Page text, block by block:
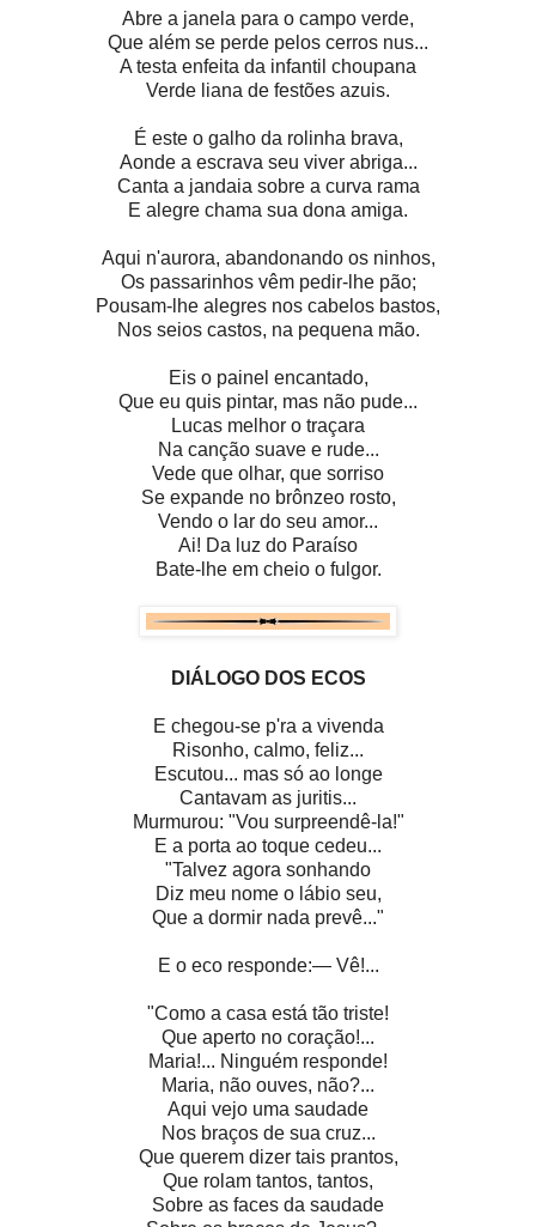
Abre a janela para o campo verde,
Que além se perde pelos cerros nus...
A testa enfeita da infantil choupana
Verde liana de festões azuis.
É este o galho da rolinha brava,
Aonde a escrava seu viver abriga...
Canta a jandaia sobre a curva rama
E alegre chama sua dona amiga.
Aqui n'aurora, abandonando os ninhos,
Os passarinhos vêm pedir-lhe pão;
Pousam-lhe alegres nos cabelos bastos,
Nos seios castos, na pequena mão.
Eis o painel encantado,
Que eu quis pintar, mas não pude...
Lucas melhor o traçara
Na canção suave e rude...
Vede que olhar, que sorriso
Se expande no brônzeo rosto,
Vendo o lar do seu amor...
Ai! Da luz do Paraíso
Bate-lhe em cheio o fulgor.
DIÁLOGO DOS ECOS
E chegou-se p'ra a vivenda
Risonho, calmo, feliz...
Escutou... mas só ao longe
Cantavam as juritis...
Murmurou: "Vou surpreendê-la!"
E a porta ao toque cedeu...
"Talvez agora sonhando
Diz meu nome o lábio seu,
Que a dormir nada prevê..."
E o eco responde:— Vê!...
"Como a casa está tão triste!
Que aperto no coração!...
Maria!... Ninguém responde!
Maria, não ouves, não?...
Aqui vejo uma saudade
Nos braços de sua cruz...
Que querem dizer tais prantos,
Que rolam tantos, tantos,
Sobre as faces da saudade